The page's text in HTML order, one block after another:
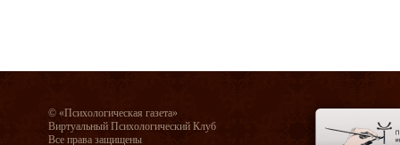
© «Психологическая газета»
Виртуальный Психологический Клуб
Все права защищены